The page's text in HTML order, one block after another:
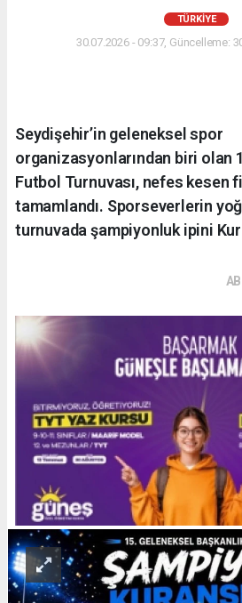
TÜRKIYE
30.07.2026 - 09:37, Güncelleme:
Seydişehir’in geleneksel spor
organizasyonlarından biri olan
Futbol Turnuvası, nefes kesen
tamamlandı. Sporseverlerin
turnuvada şampiyonluk ipini